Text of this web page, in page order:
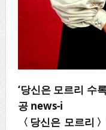
‘당신은 모르리 수
공 news-i
〈 당신은 모르리 〉